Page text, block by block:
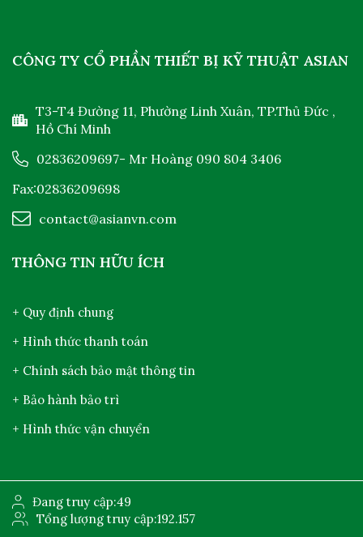
CÔNG TY CỔ PHẦN THIẾT BỊ KỸ THUẬT ASIAN
T3-T4 Đường 11, Phường Linh Xuân, TP.Thủ Đức ,
Hồ Chí Minh
02836209697- Mr Hoàng 090 804 3406
Fax:02836209698
contact@asianvn.com
THÔNG TIN HỮU ÍCH
+ Quy định chung
+ Hình thức thanh toán
+ Chính sách bảo mật thông tin
+ Bảo hành bảo trì
+ Hình thức vận chuyển
Đang truy cập:49
Tổng lượng truy cập:192.157